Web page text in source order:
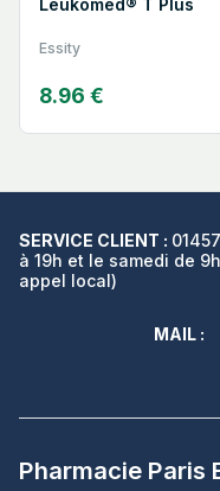
Essity
8.96 €
SERVICE CLIENT :
à 19h et le samedi de
appel local)
MAIL :
Pharmacie Paris